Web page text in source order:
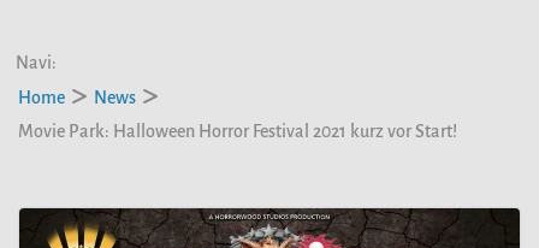
Navi:
Home
News
Movie Park: Halloween Horror Festival 2021 kurz vor Start!